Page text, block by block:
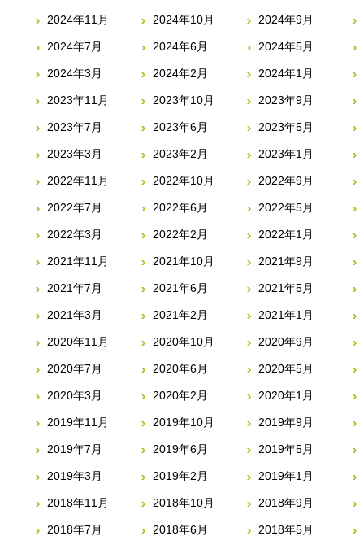
2024年11月 2024年10月 2024年9月
2024年7月 2024年6月 2024年5月
2024年3月 2024年2月 2024年1月
2023年11月 2023年10月 2023年9月
2023年7月 2023年6月 2023年5月
2023年3月 2023年2月 2023年1月
2022年11月 2022年10月 2022年9月
2022年7月 2022年6月 2022年5月
2022年3月 2022年2月 2022年1月
2021年11月 2021年10月 2021年9月
2021年7月 2021年6月 2021年5月
2021年3月 2021年2月 2021年1月
2020年11月 2020年10月 2020年9月
2020年7月 2020年6月 2020年5月
2020年3月 2020年2月 2020年1月
2019年11月 2019年10月 2019年9月
2019年7月 2019年6月 2019年5月
2019年3月 2019年2月 2019年1月
2018年11月 2018年10月 2018年9月
2018年7月 2018年6月 2018年5月